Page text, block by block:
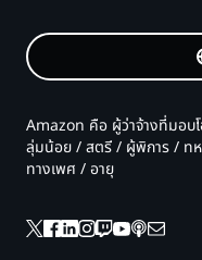
Amazon คือ ผู้ว่าจ้างที่มอบ
ลุ่มน้อย / สตรี / ผู้พิการ / ท
ทางเพศ / อายุ